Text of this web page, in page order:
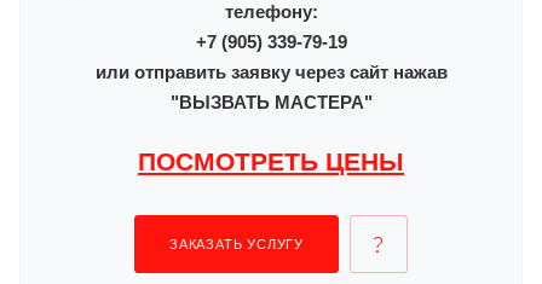
телефону:
+7 (905) 339-79-19
или отправить заявку через сайт нажав
"ВЫЗВАТЬ МАСТЕРА"
ПОСМОТРЕТЬ ЦЕНЫ
ЗАКАЗАТЬ УСЛУГУ